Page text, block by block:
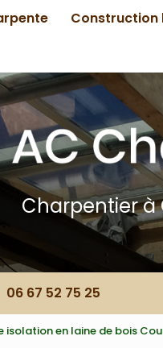
Construction
Charpentier
06 67 52 75 25
isolation en laine de bois